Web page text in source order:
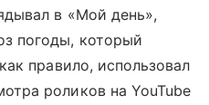
в «Мой день»,
погоды, который
правило, использовал
роликов на YouTube